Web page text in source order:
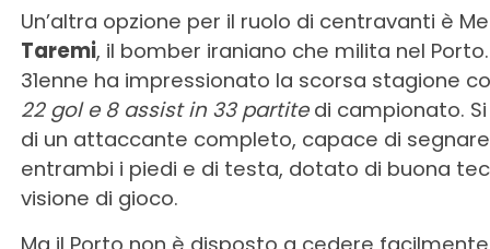
Un’altra opzione per il ruolo di centravanti è
Taremi, il bomber iraniano che milita nel
31enne ha impressionato la scorsa stagione
22 gol e 8 assist in 33 partitedi campionato.
di un attaccante completo, capace di
entrambi i piedi e di testa, dotato di buona
visione di gioco.